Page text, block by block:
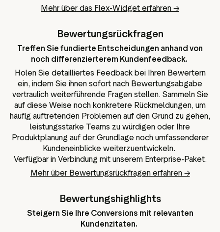
Mehr über das Flex-Widget erfahren →
Bewertungsrückfragen
Treffen Sie fundierte Entscheidungen anhand von
noch differenzierterem Kundenfeedback.
Holen Sie detailliertes Feedback bei Ihren Bewertern
ein, indem Sie ihnen sofort nach Bewertungsabgabe
vertraulich weiterführende Fragen stellen. Sammeln Sie
auf diese Weise noch konkretere Rückmeldungen, um
häufig auftretenden Problemen auf den Grund zu gehen,
leistungsstarke Teams zu würdigen oder Ihre
Produktplanung auf der Grundlage noch umfassenderer
Kundeneinblicke weiterzuentwickeln.
Verfügbar in Verbindung mit unserem Enterprise-Paket.
Mehr über Bewertungsrückfragen erfahren →
Bewertungshighlights
Steigern Sie Ihre Conversions mit relevanten
Kundenzitaten.